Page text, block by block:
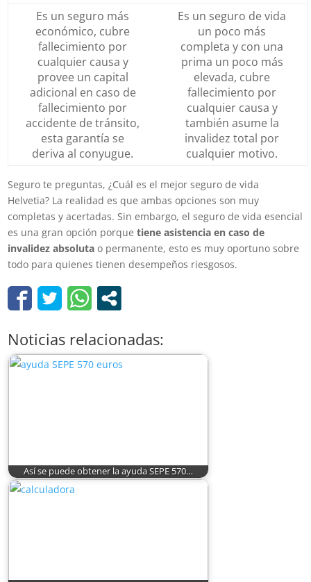
Es un seguro más
económico, cubre
fallecimiento por
cualquier causa y
provee un capital
adicional en caso de
fallecimiento por
accidente de tránsito,
esta garantía se
deriva al conyugue.
Es un seguro de vida
un poco más
completa y con una
prima un poco más
elevada, cubre
fallecimiento por
cualquier causa y
también asume la
invalidez total por
cualquier motivo.
Seguro te preguntas, ¿Cuál es el mejor seguro de vida
Helvetia? La realidad es que ambas opciones son muy
completas y acertadas. Sin embargo, el seguro de vida esencial
es una gran opción porquetiene asistencia en caso de
invalidez absoluta o permanente, esto es muy oportuno sobre
todo para quienes tienen desempeños riesgosos.
Noticias relacionadas:
Así se puede obtener la ayuda SEPE 570…